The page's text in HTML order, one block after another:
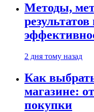
Методы,
2 дня тому назад
Как
магазине:
покупки